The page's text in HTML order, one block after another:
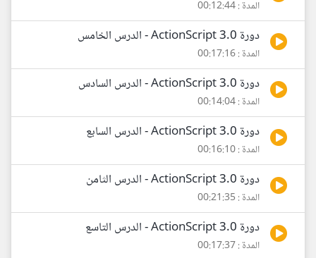
المدة : 00:12:44
دورة ActionScript 3.0 - الدرس الخامس
المدة : 00:17:16
دورة ActionScript 3.0 - الدرس السادس
المدة : 00:14:04
دورة ActionScript 3.0 - الدرس السابع
المدة : 00:16:10
دورة ActionScript 3.0 - الدرس الثامن
المدة : 00:21:35
دورة ActionScript 3.0 - الدرس التاسع
المدة : 00:17:37